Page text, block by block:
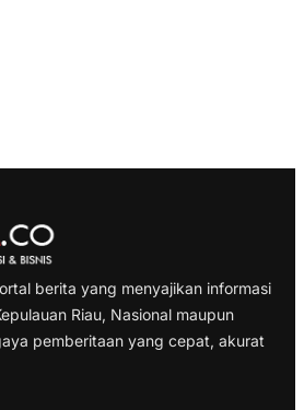
berita yang menyajikan informasi
Riau, Nasional maupun
pemberitaan yang cepat, akurat